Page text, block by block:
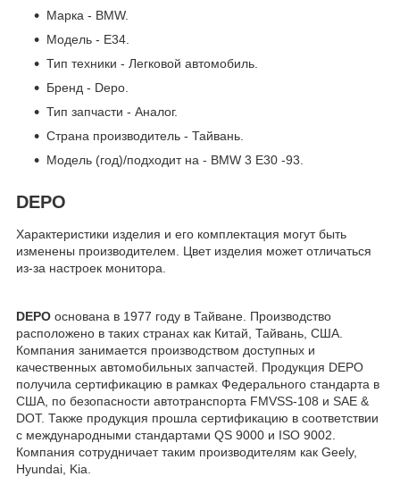
Марка - BMW.
Модель - E34.
Тип техники - Легковой автомобиль.
Бренд - Depo.
Тип запчасти - Аналог.
Страна производитель - Тайвань.
Модель (год)/подходит на - BMW 3 E30 -93.
DEPO
Характеристики изделия и его комплектация могут быть
изменены производителем. Цвет изделия может отличаться
из-за настроек монитора.
DEPO основана в 1977 году в Тайване. Производство
расположено в таких странах как Китай, Тайвань, США.
Компания занимается производством доступных и
качественных автомобильных запчастей. Продукция DEPO
получила сертификацию в рамках Федерального стандарта в
США, по безопасности автотранспорта FMVSS-108 и SAE &
DOT. Также продукция прошла сертификацию в соответствии
с международными стандартами QS 9000 и ISO 9002.
Компания сотрудничает таким производителям как Geely,
Hyundai, Kia.